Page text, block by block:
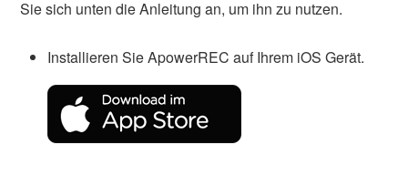
Sie sich unten die Anleitung an, um ihn zu nutzen.
Installieren Sie ApowerREC auf Ihrem iOS Gerät.